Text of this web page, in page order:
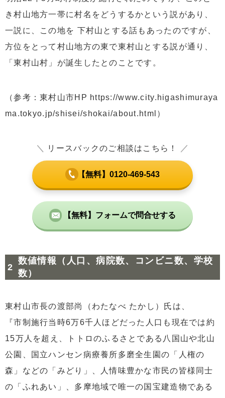
き村山地方一帯に村名をどうするかという説があり、
一説に、この地を 下村山とする話もあったのですが、
方位をとって村山地方の東で東村山とする説が通り、
「東村山村」が誕生したとのことです。
（参考：東村山市HP https://www.city.higashimuraya
ma.tokyo.jp/shisei/shokai/about.html）
＼ リースバックのご相談はこちら！ ／
【無料】0120-469-543
【無料】フォームで問合せする
数値情報（人口、病院数、コンビニ数、学校
数）
東村山市長の渡部尚（わたなべ たかし）氏は、
『市制施行当時6万6千人ほどだった人口も現在では約
15万人を超え、トトロのふるさとである八国山や北山
公園、国立ハンセン病療養所多磨全生園の「人権の
森」などの「みどり」、人情味豊かな市民の皆様同士
の「ふれあい」、多摩地域で唯一の国宝建造物である